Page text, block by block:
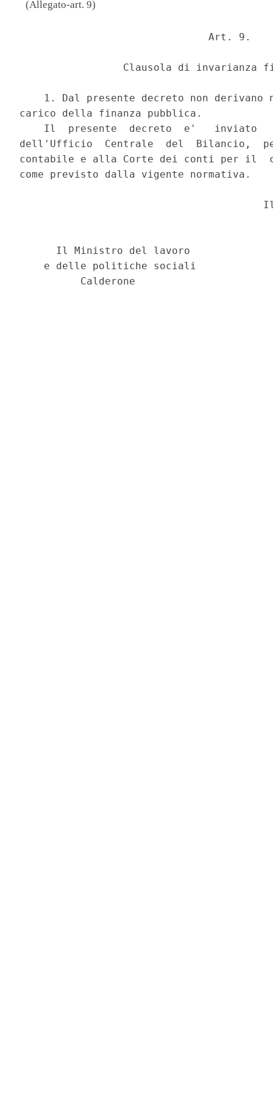
(Allegato-art. 9)
                               Art. 9.
Clausola di invarianza
1. Dal presente decreto non derivano
carico della finanza pubblica.
Il  presente  decreto  e'   inviato
dell'Ufficio  Centrale  del  Bilancio,
contabile e alla Corte dei conti per
come previsto dalla vigente normativa.
      Il Ministro del lavoro
    e delle politiche sociali